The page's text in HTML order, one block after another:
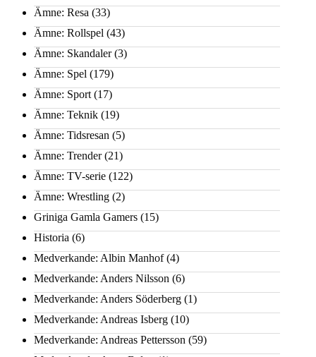
Ämne: Resa (33)
Ämne: Rollspel (43)
Ämne: Skandaler(3)
Ämne: Spel (179)
Ämne: Sport (17)
Ämne: Teknik (19)
Ämne: Tidsresan (5)
Ämne: Trender(21)
Ämne: TV-serie (122)
Ämne: Wrestling (2)
Griniga Gamla Gamers (15)
Historia (6)
Medverkande: Albin Manhof(4)
Medverkande: Anders Nilsson (6)
Medverkande: Anders Söderberg (1)
Medverkande: Andreas Isberg (10)
Medverkande: Andreas Pettersson (59)